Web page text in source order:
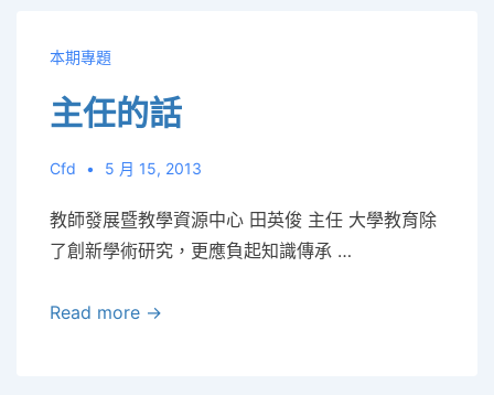
本期專題
主任的話
Cfd 5 月 15, 2013
教師發展暨教學資源中心 田英俊 主任 大學教育除
了創新學術研究，更應負起知識傳承 …
主
Read more →